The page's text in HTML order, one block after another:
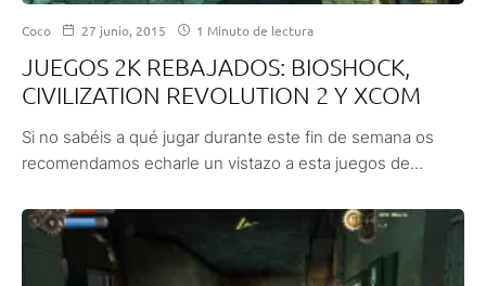
Coco 27 junio, 2015 1 Minuto de lectura
JUEGOS 2K REBAJADOS: BIOSHOCK,
CIVILIZATION REVOLUTION 2 Y XCOM
Si no sabéis a qué jugar durante este fin de semana os
recomendamos echarle un vistazo a esta juegos de...